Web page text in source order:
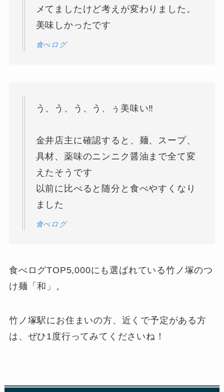
メてましたけど考えが変わりました。
美味しかったです
食べログ
う、う、う、う、ぅ美味い‼️
金井店主に確認すると、麺、スープ、
具材、薬味のニンニク醤油まで全て変
えたそうです
以前に比べると随分と食べやすくなり
ました
食べログ
食べログTOP5,000にも選ばれている竹ノ塚のつ
け麺「和」。
竹ノ塚駅にお住まいの方、近くで予定がある方
は、ぜひ1度行ってみてくださいね！